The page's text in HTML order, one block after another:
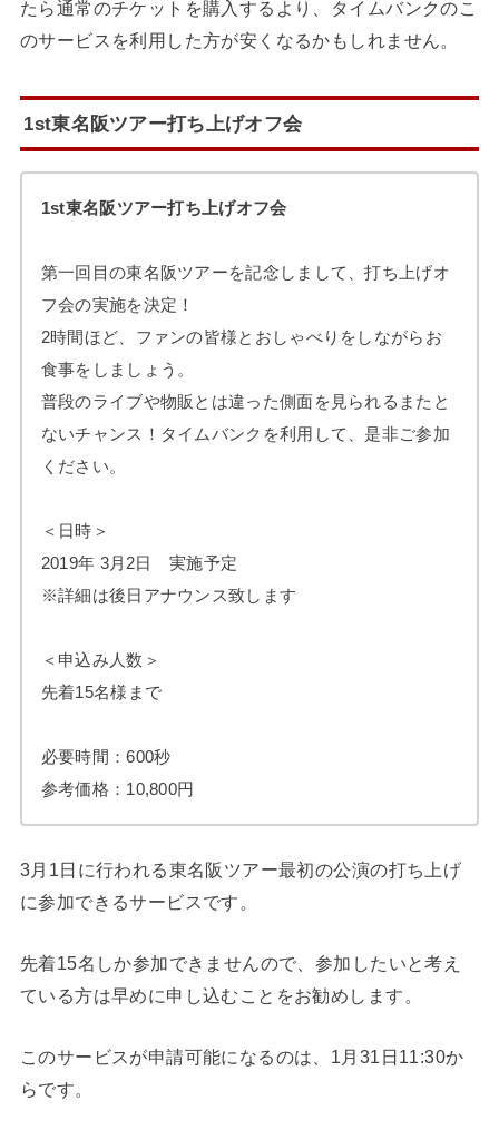
たら通常のチケットを購入するより、タイムバンクのこ
のサービスを利用した方が安くなるかもしれません。
1st東名阪ツアー打ち上げオフ会
1st東名阪ツアー打ち上げオフ会
第一回目の東名阪ツアーを記念しまして、打ち上げオ
フ会の実施を決定！
2時間ほど、ファンの皆様とおしゃべりをしながらお
食事をしましょう。
普段のライブや物販とは違った側面を見られるまたと
ないチャンス！タイムバンクを利用して、是非ご参加
ください。
＜日時＞
2019年 3月2日 実施予定
※詳細は後日アナウンス致します
＜申込み人数＞
先着15名様まで
必要時間：600秒
参考価格：10,800円
3月1日に行われる東名阪ツアー最初の公演の打ち上げ
に参加できるサービスです。
先着15名しか参加できませんので、参加したいと考え
ている方は早めに申し込むことをお勧めします。
このサービスが申請可能になるのは、1月31日11:30か
らです。